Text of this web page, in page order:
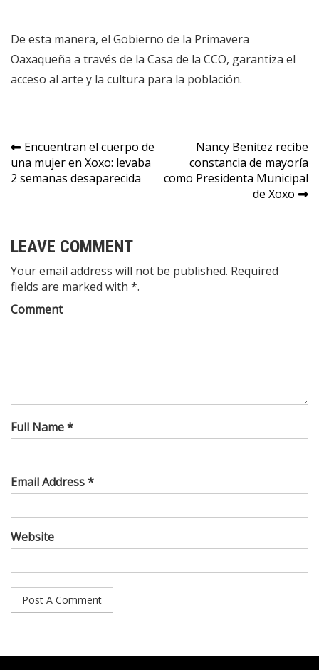
De esta manera, el Gobierno de la Primavera
Oaxaqueña a través de la Casa de la CCO, garantiza el
acceso al arte y la cultura para la población.
Navegación
de
Encuentran el cuerpo de
una mujer en Xoxo: levaba
2 semanas desaparecida
Nancy Benítez recibe
constancia de mayoría
como Presidenta Municipal
de Xoxo
LEAVE COMMENT
Your email address will not be published. Required
fields are marked with *.
Comment
Full Name *
Email Address *
Website